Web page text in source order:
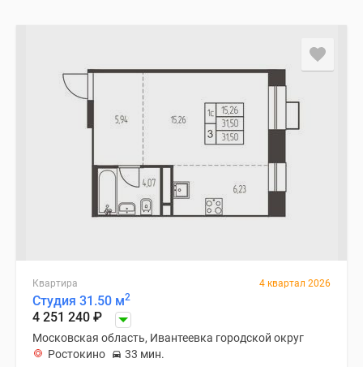
Квартира 4 квартал 2026
Студия 31.50 м2
4 251 240 ₽
Московская область, Ивантеевка городской округ
Ростокино
33 мин.